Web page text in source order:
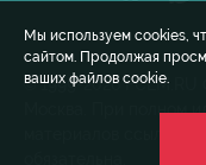
Мы используем cookies,
сайтом. Продолжая
ваших файлов cookie.
© 1999-2026 FCLM.RU
Москва. При полном
материалов ссылка